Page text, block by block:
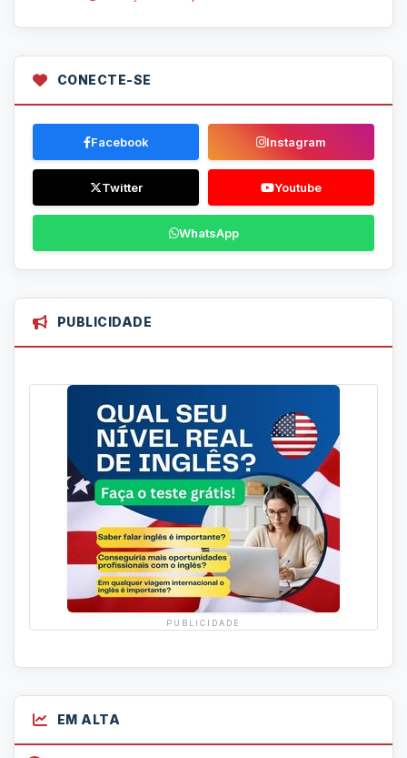
CONECTE-SE
Facebook Instagram
Twitter Youtube
WhatsApp
PUBLICIDADE
PUBLICIDADE
EM ALTA